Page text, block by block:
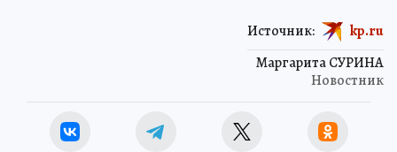
Маргарита СУРИНА
Новостник
Источник: kp.ru